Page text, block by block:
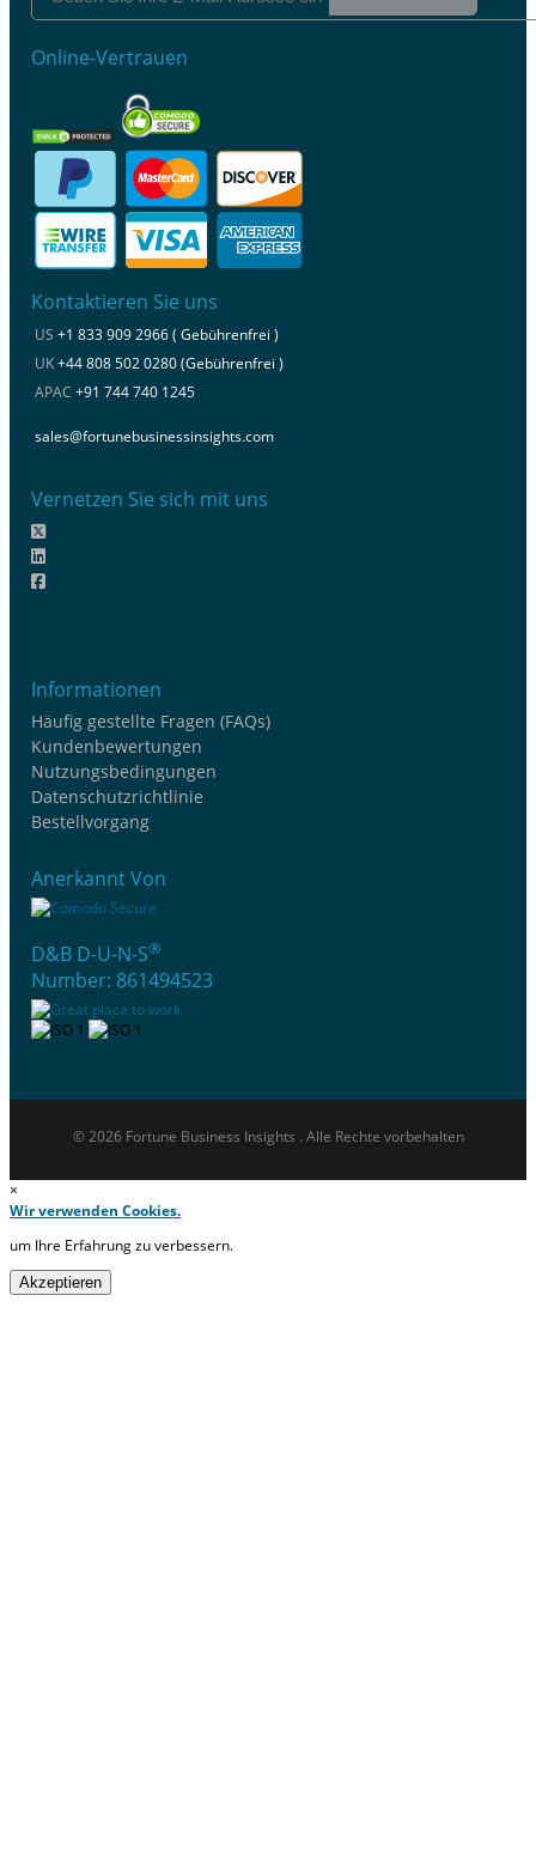
Online-Vertrauen
Kontaktieren Sie uns
US +1 833 909 2966 ( Gebührenfrei )
UK+44 808 502 0280 (Gebührenfrei )
APAC +91 744 740 1245
sales@fortunebusinessinsights.com
Vernetzen Sie sich mit uns
Informationen
Häufig gestellte Fragen (FAQs)
Kundenbewertungen
Nutzungsbedingungen
Datenschutzrichtlinie
Bestellvorgang
Anerkannt Von
D&B D-U-N-S®
Number: 861494523
© 2026 Fortune Business Insights . Alle Rechte vorbehalten
×
Wir verwenden Cookies.
um Ihre Erfahrung zu verbessern.
Akzeptieren